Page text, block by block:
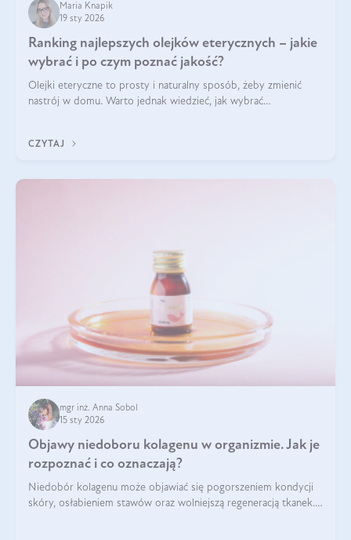
Maria Knapik
19 sty 2026
Ranking najlepszych olejków eterycznych – jakie
wybrać i po czym poznać jakość?
Olejki eteryczne to prosty i naturalny sposób, żeby zmienić
nastrój w domu. Warto jednak wiedzieć, jak wybrać
kryteria wyboru!
CZYTAJ
mgr inż. Anna Sobol
15 sty 2026
Objawy niedoboru kolagenu w organizmie. Jak je
rozpoznać i co oznaczają?
Niedobór kolagenu może objawiać się pogorszeniem kondycji
skóry, osłabieniem stawów oraz wolniejszą regeneracją tkanek.